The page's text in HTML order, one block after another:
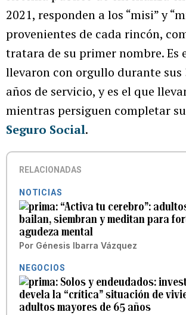
2021, responden a los “misi” y
provenientes de cada rincón,
tratara de su primer nombre. Es
llevaron con orgullo durante sus
años de servicio, y es el que
mientras persiguen completar
Seguro Social.
RELACIONADAS
NOTICIAS
“Activa tu cerebro”:
bailan, siembran y meditan para
agudeza mental
Por Génesis Ibarra Vázquez
NEGOCIOS
Solos y endeudados:
devela la “crítica” situación de
adultos mayores de 65 años